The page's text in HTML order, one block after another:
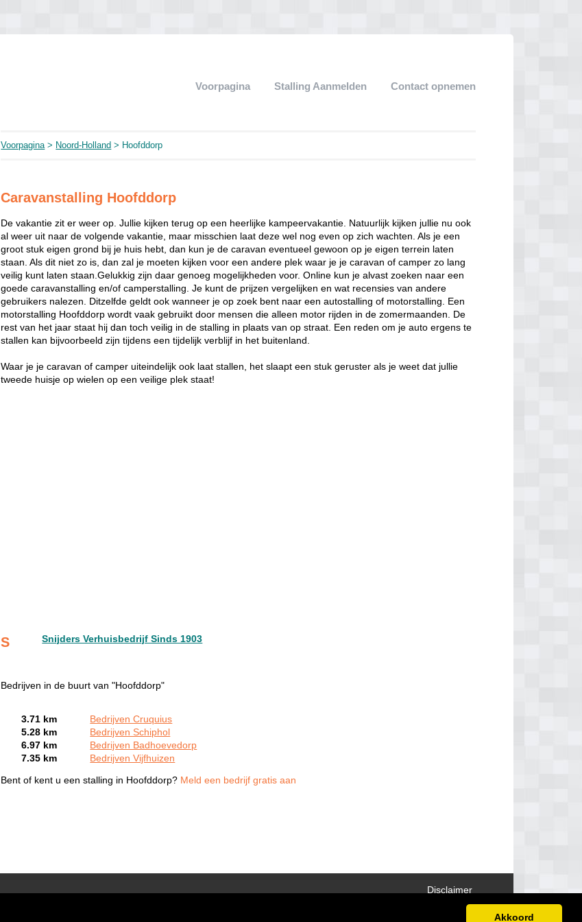
Akkoord
Voorpagina Stalling Aanmelden Contact opnemen
Voorpagina> Noord-Holland > Hoofddorp
Caravanstalling Hoofddorp
De vakantie zit er weer op. Jullie kijken terug op een heerlijke kampeervakantie. Natuurlijk kijken jullie nu ook
al weer uit naar de volgende vakantie, maar misschien laat deze wel nog even op zich wachten. Als je een
groot stuk eigen grond bij je huis hebt, dan kun je de caravan eventueel gewoon op je eigen terrein laten
staan. Als dit niet zo is, dan zal je moeten kijken voor een andere plek waar je je caravan of camper zo lang
veilig kunt laten staan.Gelukkig zijn daar genoeg mogelijkheden voor. Online kun je alvast zoeken naar een
goede caravanstalling en/of camperstalling. Je kunt de prijzen vergelijken en wat recensies van andere
gebruikers nalezen. Ditzelfde geldt ook wanneer je op zoek bent naar een autostalling of motorstalling. Een
motorstalling Hoofddorp wordt vaak gebruikt door mensen die alleen motor rijden in de zomermaanden. De
rest van het jaar staat hij dan toch veilig in de stalling in plaats van op straat. Een reden om je auto ergens te
stallen kan bijvoorbeeld zijn tijdens een tijdelijk verblijf in het buitenland.
Waar je je caravan of camper uiteindelijk ook laat stallen, het slaapt een stuk geruster als je weet dat jullie
tweede huisje op wielen op een veilige plek staat!
S Snijders Verhuisbedrijf Sinds 1903
Bedrijven in de buurt van "Hoofddorp"
3.71 km
Bedrijven Cruquius
5.28 km
Bedrijven Schiphol
6.97 km
Bedrijven Badhoevedorp
7.35 km
Bedrijven Vijfhuizen
Bent of kent u een stalling in Hoofddorp? Meld een bedrijf gratis aan
Disclaimer